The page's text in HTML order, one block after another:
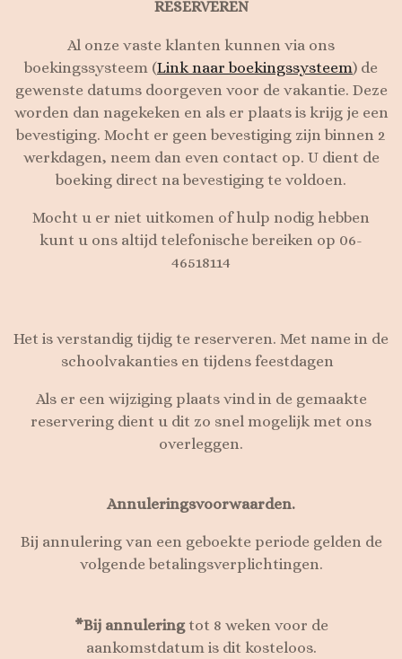
RESERVEREN
Al onze vaste klanten kunnen via ons
boekingssysteem (Link naar boekingssysteem) de
gewenste datums doorgeven voor de vakantie. Deze
worden dan nagekeken en als er plaats is krijg je een
bevestiging. Mocht er geen bevestiging zijn binnen 2
werkdagen, neem dan even contact op. U dient de
boeking direct na bevestiging te voldoen.
Mocht u er niet uitkomen of hulp nodig hebben
kunt u ons altijd telefonische bereiken op 06-
46518114
Het is verstandig tijdig te reserveren. Met name in de
schoolvakanties en tijdens feestdagen
Als er een wijziging plaats vind in de gemaakte
reservering dient u dit zo snel mogelijk met ons
overleggen.
Annuleringsvoorwaarden.
Bij annulering van een geboekte periode gelden de
volgende betalingsverplichtingen.
*Bij annulering tot 8 weken voor de
aankomstdatum is dit kosteloos.